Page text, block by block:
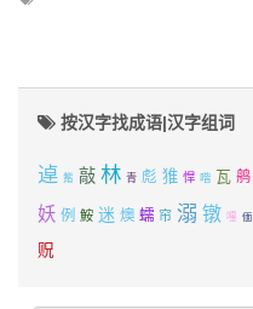
按汉字找成语|汉字组词
逴 觜 敲 林 青 彪 猚 悍 喈 瓦 鸼
妖 例 鮟 迷 燠 蠕 帘 溺 镦 嚏 偭
贶